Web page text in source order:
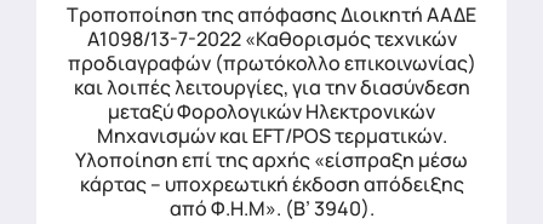
Τροποποίηση της απόφασης Διοικητή ΑΑΔΕ
Α1098/13-7-2022 «Καθορισμός τεχνικών
προδιαγραφών (πρωτόκολλο επικοινωνίας)
και λοιπές λειτουργίες, για την διασύνδεση
μεταξύ Φορολογικών Ηλεκτρονικών
Μηχανισμών και EFT/POS τερματικών.
Υλοποίηση επί της αρχής «είσπραξη μέσω
κάρτας – υποχρεωτική έκδοση απόδειξης
από Φ.Η.Μ». (Β’ 3940).